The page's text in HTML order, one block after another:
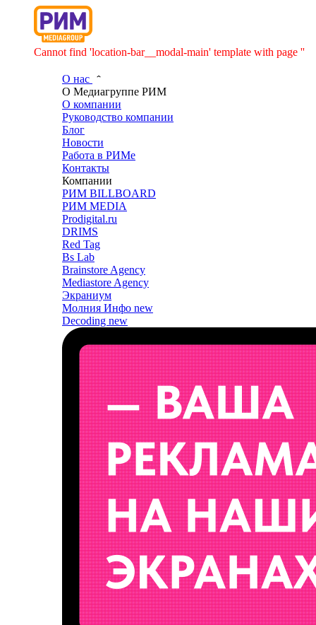
Cannot find 'location-bar__modal-main' template with page ''
О нас
О Медиагруппе РИМ
О компании
Руководство компании
Блог
Новости
Работа в РИМе
Контакты
Компании
РИМ BILLBOARD
РИМ MEDIA
Prodigital.ru
DRIMS
Red Tag
Bs Lab
Brainstore Agency
Mediastore Agency
Экраниум
Молния Инфо new
Decoding new